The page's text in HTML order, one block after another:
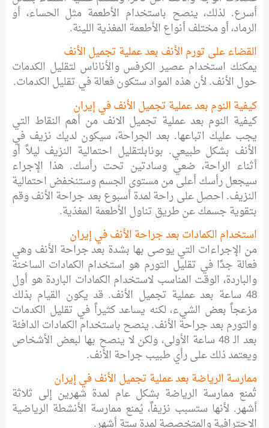
أسرع. لذلك، ينصح باستخدام الأطعمة مثل الحساء، أو
الرماد، أو مختلف أنواع الأطعمة المغذية اللينة.
القضاء على تورم الأنف بعد عملية تجميل الأنف
يمكنك استخدام عصير الكرفس والأناناس لتقليل الكدمات
حول الأنف. لأن هذه المواد ستكون فعالة في تقليل الكدمات.
كيفية النوم بعد عملية تجميل الأنف في إيران
كيفية النوم بعد عملية تجميل الانف من أهم النقاط التي
يجب عليك اتباعها. بعد الجراحة، سيكون لديك نزيف في
الأنف بشكل طبيعي. بونابلتقليل احتمالية النزيف ليلاً أو
أثناء الراحة، ضعي وسادتين تحت رأسك. هذا الإجراء
سيجعل رأسك أعلى من مستوى الجسم وستنخفض احتمالية
النزيف. احصل على راحة لمدة أسبوع بعد جراحة الأنف وقم
بتقوية جسمك عن طريق تناول الأطعمة المغذية.
استخدام الكمادات بعد جراحة الأنف في إيران
من الإجراءات التي يوصى بها بشدة بعد جراحة الأنف وهي
فعالة جدًا في تقليل التورم هو استخدام الكمادات الساخنة
والباردة، الوقت المناسب لاستخدام الكمادات الباردة هو أول
48 ساعة بعد عملية تجميل الأنف. قد يكون القيام بذلك
مزعجاً بعض الشيء، لكنه يساعد كثيراً في تقليل الكدمات
والتورم بعد جراحة الأنف. ينصح باستخدام الكمادات الدافئة
بعد الـ 48 ساعة الأولى، ولكن لا ينصح بها لبعض الأشخاص
ويعتمد ذلك على رأي طبيب جراحة الأنف.
ممارسة الرياضة بعد عملية تجميل الأنف في إيران
تُمنع ممارسة الرياضة بشكل عام لمدة شهرين إلى ثلاثة
أشهر. لأنها ستسبب نزيفاً، يُمنع ممارسة الأنشطة الرياضية